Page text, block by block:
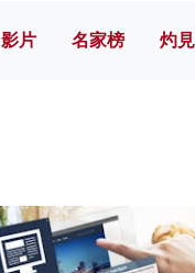
影片 名家榜 灼